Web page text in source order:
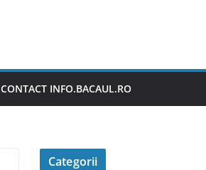
CONTACT INFO.BACAUL.RO
Categorii